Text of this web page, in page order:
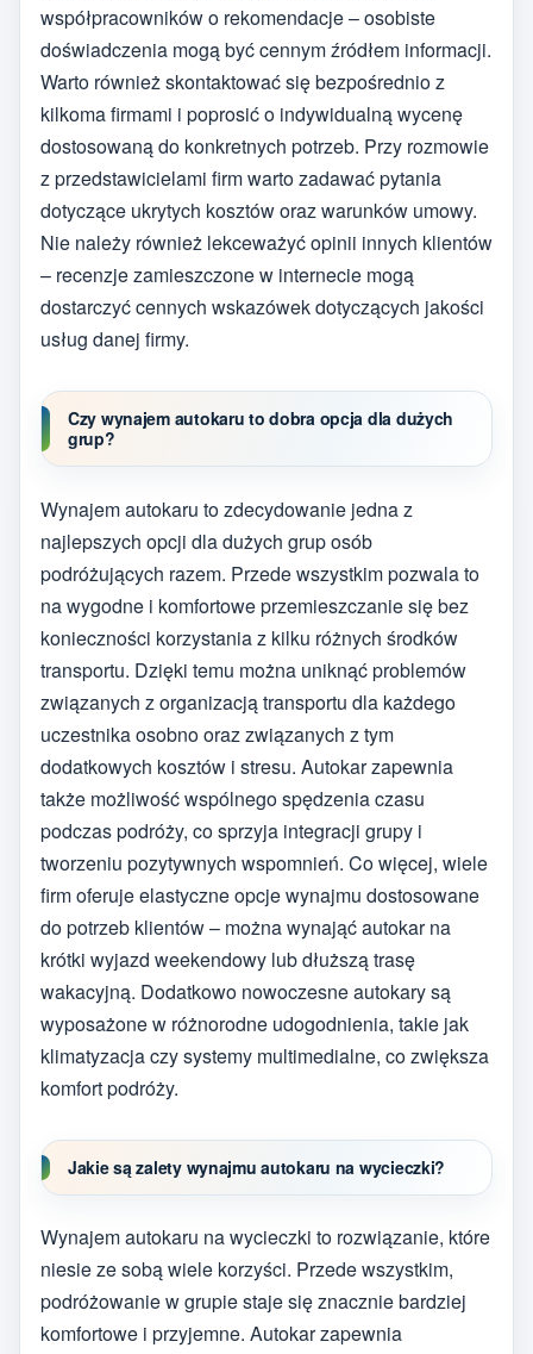
współpracowników o rekomendacje – osobiste
doświadczenia mogą być cennym źródłem informacji.
Warto również skontaktować się bezpośrednio z
kilkoma firmami i poprosić o indywidualną wycenę
dostosowaną do konkretnych potrzeb. Przy rozmowie
z przedstawicielami firm warto zadawać pytania
dotyczące ukrytych kosztów oraz warunków umowy.
Nie należy również lekceważyć opinii innych klientów
– recenzje zamieszczone w internecie mogą
dostarczyć cennych wskazówek dotyczących jakości
usług danej firmy.
Czy wynajem autokaru to dobra opcja dla dużych
grup?
Wynajem autokaru to zdecydowanie jedna z
najlepszych opcji dla dużych grup osób
podróżujących razem. Przede wszystkim pozwala to
na wygodne i komfortowe przemieszczanie się bez
konieczności korzystania z kilku różnych środków
transportu. Dzięki temu można uniknąć problemów
związanych z organizacją transportu dla każdego
uczestnika osobno oraz związanych z tym
dodatkowych kosztów i stresu. Autokar zapewnia
także możliwość wspólnego spędzenia czasu
podczas podróży, co sprzyja integracji grupy i
tworzeniu pozytywnych wspomnień. Co więcej, wiele
firm oferuje elastyczne opcje wynajmu dostosowane
do potrzeb klientów – można wynająć autokar na
krótki wyjazd weekendowy lub dłuższą trasę
wakacyjną. Dodatkowo nowoczesne autokary są
wyposażone w różnorodne udogodnienia, takie jak
klimatyzacja czy systemy multimedialne, co zwiększa
komfort podróży.
Jakie są zalety wynajmu autokaru na wycieczki?
Wynajem autokaru na wycieczki to rozwiązanie, które
niesie ze sobą wiele korzyści. Przede wszystkim,
podróżowanie w grupie staje się znacznie bardziej
komfortowe i przyjemne. Autokar zapewnia